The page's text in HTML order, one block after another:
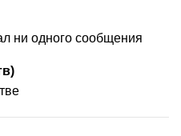
ни одного сообщения